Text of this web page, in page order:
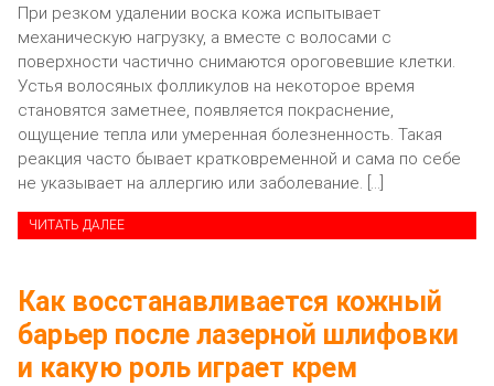
При резком удалении воска кожа испытывает
механическую нагрузку, а вместе с волосами с
поверхности частично снимаются ороговевшие клетки.
Устья волосяных фолликулов на некоторое время
становятся заметнее, появляется покраснение,
ощущение тепла или умеренная болезненность. Такая
реакция часто бывает кратковременной и сама по себе
не указывает на аллергию или заболевание. […]
ЧИТАТЬ ДАЛЕЕ
Как восстанавливается кожный
барьер после лазерной шлифовки
и какую роль играет крем